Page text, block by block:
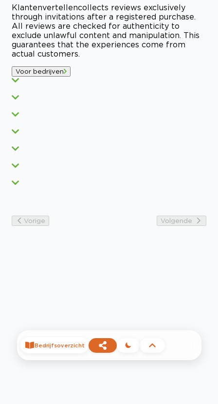
Klantenvertellencollects reviews exclusively
through invitations after a registered purchase.
All reviews are checked for authenticity to
exclude unlawful content and manipulation. This
guarantees that the experiences come from
actual customers.
Voor bedrijven
Vorige Volgende
Bedrijfsoverzicht